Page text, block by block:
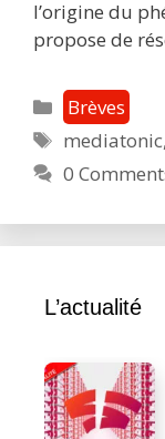
l’origine du
propose de
Catégories
Brèves
Étiquettes
mediatonic,
0
L’actualité